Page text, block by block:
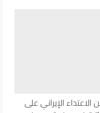
الاعتداء الإيراني على